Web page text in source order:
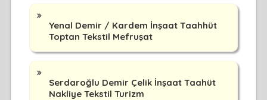
Yenal Demir / Kardem İnşaat Taahhüt
Toptan Tekstil Mefruşat
Serdaroğlu Demir Çelik İnşaat Taahüt
Nakliye Tekstil Turizm